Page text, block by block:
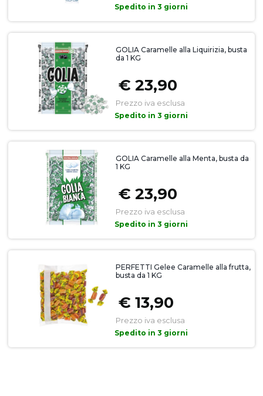
Spedito in 3 giorni
GOLIA Caramelle alla Liquirizia, busta
da 1 KG
€ 23,90
Prezzo iva esclusa
Spedito in 3 giorni
GOLIA Caramelle alla Menta, busta da
1 KG
€ 23,90
Prezzo iva esclusa
Spedito in 3 giorni
PERFETTI Gelee Caramelle alla frutta,
busta da 1 KG
€ 13,90
Prezzo iva esclusa
Spedito in 3 giorni